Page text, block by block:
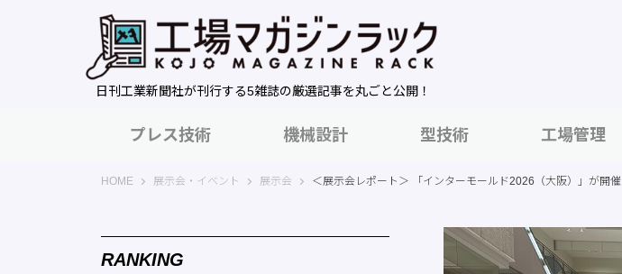
日刊工業新聞社が刊行する5雑誌の厳選記事を丸ごと公開！
プレス技術 機械設計 型技術 工場管理
HOME 工場マガジンラック｜日刊工業新聞社
展示会・イベント 展示会 ＜展示会レポート＞ 「インターモールド2026（大阪）」が開催
RANKING